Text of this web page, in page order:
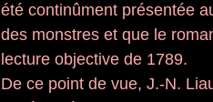
été continûment présentée
des monstres et que le
lecture objective de 1789.
De ce point de vue, J.-N.